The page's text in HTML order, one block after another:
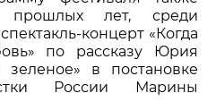
прошлых лет, среди
концерт «Когда
по рассказу Юрия
зеленое» в постановке
России Марины